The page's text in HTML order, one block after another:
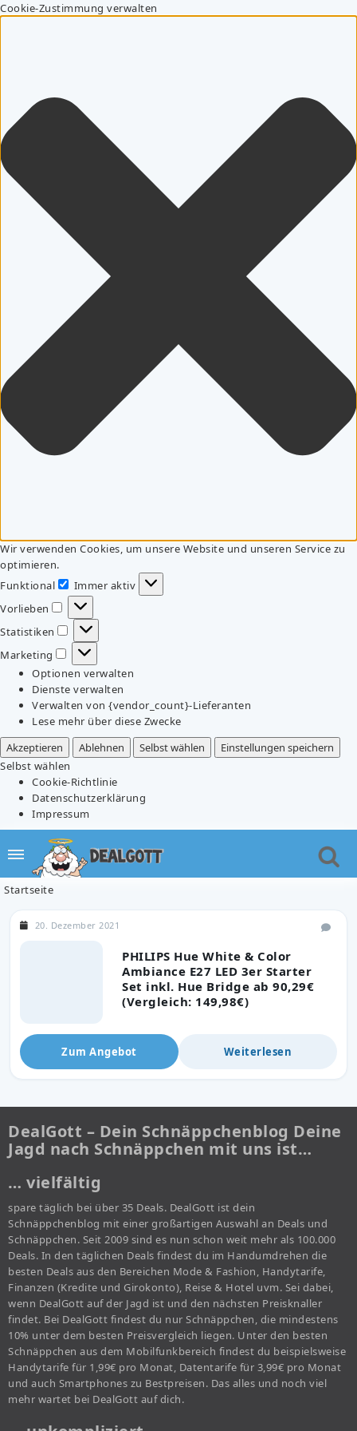
Cookie-Zustimmung verwalten
Wir verwenden Cookies, um unsere Website und unseren Service zu
optimieren.
Funktional
Funktional
Immer aktiv
Vorlieben
Vorlieben
Statistiken
Statistiken
Marketing
Marketing
Optionen verwalten
Dienste verwalten
Verwalten von {vendor_count}-Lieferanten
Lese mehr über diese Zwecke
Akzeptieren
Ablehnen Selbst wählen
Einstellungen speichern
Selbst wählen
Cookie-Richtlinie
Datenschutzerklärung
Impressum
Startseite
PHILIPS Hue White & Color
Ambiance E27 LED 3er Starter
Set inkl. Hue Bridge ab 90,29€
(Vergleich: 149,98€)
20. Dezember 2021
Zum Angebot Weiterlesen
DealGott – Dein Schnäppchenblog Deine
Jagd nach Schnäppchen mit uns ist…
… vielfältig
spare täglich bei über 35 Deals. DealGott ist dein
Schnäppchenblog mit einer großartigen Auswahl an Deals und
Schnäppchen. Seit 2009 sind es nun schon weit mehr als 100.000
Deals. In den täglichen Deals findest du im Handumdrehen die
besten Deals aus den Bereichen Mode & Fashion, Handytarife,
Finanzen (Kredite und Girokonto), Reise & Hotel uvm. Sei dabei,
wenn DealGott auf der Jagd ist und den nächsten Preisknaller
findet. Bei DealGott findest du nur Schnäppchen, die mindestens
10% unter dem besten Preisvergleich liegen. Unter den besten
Schnäppchen aus dem Mobilfunkbereich findest du beispielsweise
Handytarife für 1,99€ pro Monat, Datentarife für 3,99€ pro Monat
und auch Smartphones zu Bestpreisen. Das alles und noch viel
mehr wartet bei DealGott auf dich.